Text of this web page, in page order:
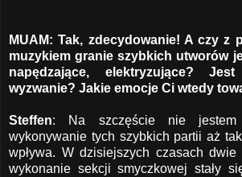
MUAM: Tak, zdecydowanie! A czy z
muzykiem granie szybkich utworów
napędzające, elektryzujące?
wyzwanie? Jakie emocje Ci wtedy
Steffen: Na szczęście nie jestem
wykonywanie tych szybkich partii aż
wpływa. W dzisiejszych czasach
wykonanie sekcji smyczkowej stały